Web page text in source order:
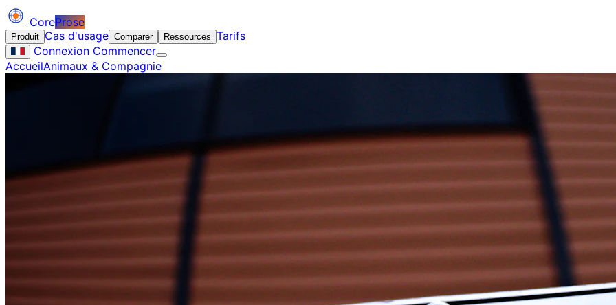
CoreProse
Produit Cas d'usage Comparer Ressources Tarifs
Connexion Commencer
AccueilAnimaux & Compagnie